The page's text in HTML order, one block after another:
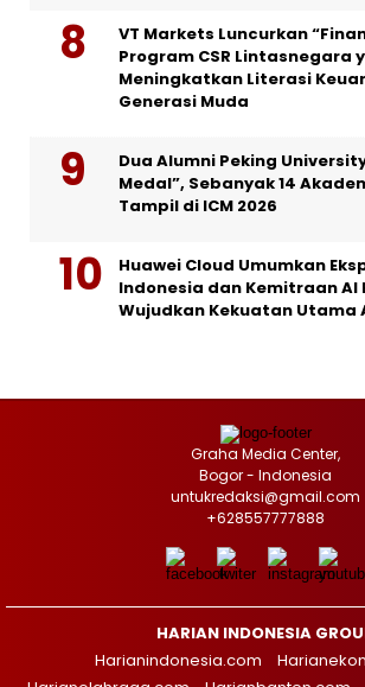
VT Markets Luncurkan
Program CSR Lintasnegara
Meningkatkan Literasi
Generasi Muda
Dua Alumni Peking
Medal”, Sebanyak 14
Tampil di ICM 2026
Huawei Cloud Umumkan
Indonesia dan Kemitraan AI
Wujudkan Kekuatan Utama
Graha Media Center,
Bogor - Indonesia
untukredaksi@gmail.com
+628557777888
HARIAN INDONESIA
Harianindonesia.com